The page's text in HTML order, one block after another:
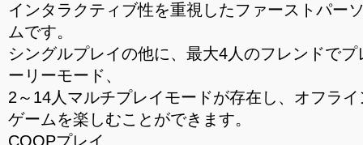
インタラクティブ性を重視したファーストパー
ムです。
シングルプレイの他に、最大4人のフレンドで
ーリーモード、
2～14人マルチプレイモードが存在し、オフラ
ゲームを楽しむことができます。
COOPプレイ